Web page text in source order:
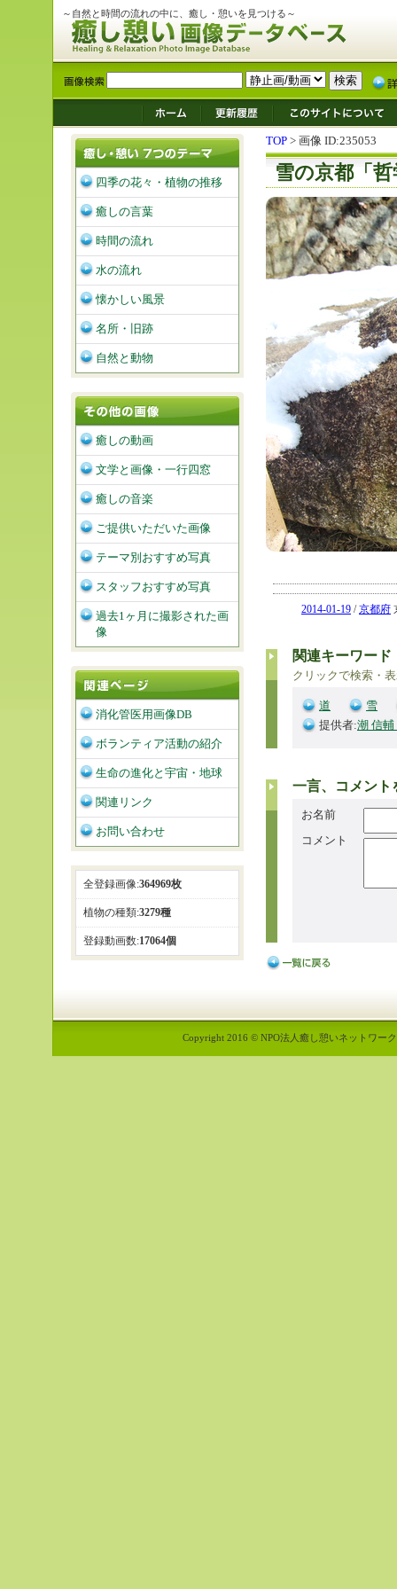
～自然と時間の流れの中に、癒し・憩いを見つける～
TOP > 画像 ID:235053
雪の京都「
2014-01-19 /京都府
関連キーワード
クリックで検索・
道
雪
提供者:潮 信
一言、コメント
お名前
コメント
四季の花々・植物の推移
癒しの言葉
時間の流れ
水の流れ
懐かしい風景
名所・旧跡
自然と動物
癒しの動画
文学と画像・一行四窓
癒しの音楽
ご提供いただいた画像
テーマ別おすすめ写真
スタッフおすすめ写真
過去1ヶ月に撮影された画
像
消化管医用画像DB
ボランティア活動の紹介
生命の進化と宇宙・地球
関連リンク
お問い合わせ
全登録画像:364969枚
植物の種類:3279種
登録動画数:17064個
Copyright 2016 © NPO法人癒し憩いネットワー